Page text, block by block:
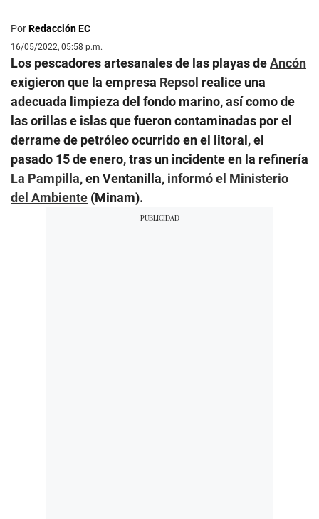
PorRedacción EC
16/05/2022, 05:58 p.m.
Los pescadores artesanales de las playas deAncón
exigieron que la empresa Repsol realice una
adecuada limpieza del fondo marino, así como de
las orillas e islas que fueron contaminadas por el
derrame de petróleo ocurrido en el litoral, el
pasado 15 de enero, tras un incidente en la refinería
La Pampilla, en Ventanilla, informó el Ministerio
del Ambiente (Minam).